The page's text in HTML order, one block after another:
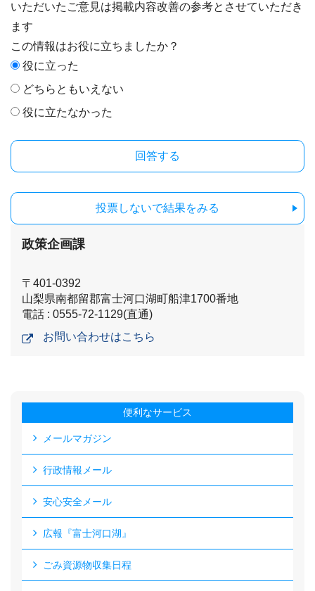
いただいたご意見は掲載内容改善の参考とさせていただき
ます
この情報はお役に立ちましたか？
役に立った
どちらともいえない
役に立たなかった
投票しないで結果をみる
政策企画課
〒401-0392
山梨県南都留郡富士河口湖町船津1700番地
電話 : 0555-72-1129(直通)
お問い合わせはこちら
便利なサービス
メールマガジン
行政情報メール
安心安全メール
広報『富士河口湖』
ごみ資源物収集日程